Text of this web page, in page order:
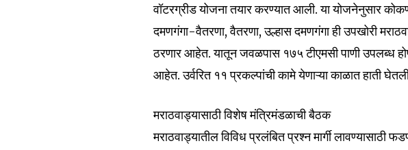
वॉटरग्रीड योजना तयार करण्यात आली. या योजनेनुसार
दमणगंगा-वैतरणा, वैतरणा, उल्हास दमणगंगा ही उपखोरी
ठरणार आहेत. यातून जवळपास १७५ टीएमसी पाणी उपलब्ध
आहेत. उर्वरित ११ प्रकल्पांची कामे येणाऱ्या काळात हाती
मराठवाड्यासाठी विशेष मंत्रिमंडळाची बैठक
मराठवाड्यातील विविध प्रलंबित प्रश्न मार्गी लावण्यासाठी